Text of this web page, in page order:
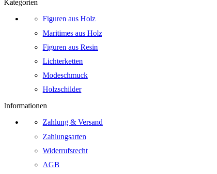
Kategorien
Figuren aus Holz
Maritimes aus Holz
Figuren aus Resin
Lichterketten
Modeschmuck
Holzschilder
Informationen
Zahlung & Versand
Zahlungsarten
Widerrufsrecht
AGB